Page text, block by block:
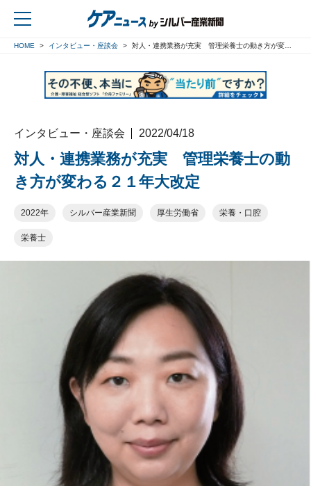
HOME インタビュー・座談会 対人・連携業務が充実 管理栄養士の動き方が変わる２１年大改定
インタビュー・座談会 2022/04/18
対人・連携業務が充実 管理栄養士の動
き方が変わる２１年大改定
2022年 シルバー産業新聞 厚生労働省 栄養・口腔
栄養士